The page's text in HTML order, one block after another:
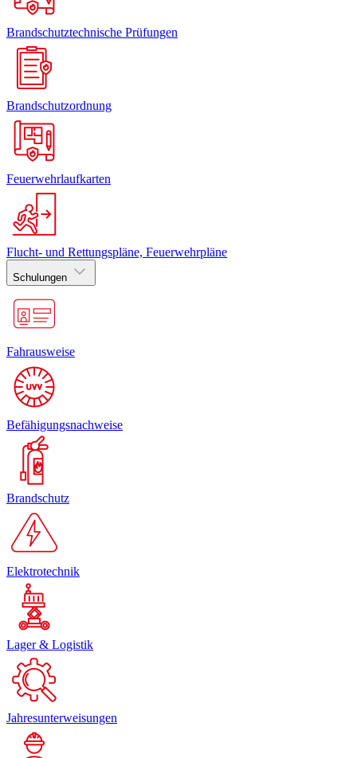
Brandschutztechnische Prüfungen
Brandschutzordnung
Feuerwehrlaufkarten
Flucht- und Rettungspläne, Feuerwehrpläne
Schulungen
Fahrausweise
Befähigungsnachweise
Brandschutz
Elektrotechnik
Lager & Logistik
Jahresunterweisungen